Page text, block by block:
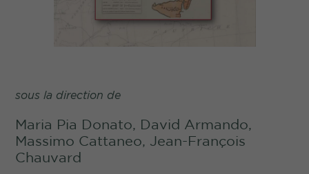
sous la direction de
Maria Pia Donato, David Armando,
Massimo Cattaneo, Jean-François
Chauvard